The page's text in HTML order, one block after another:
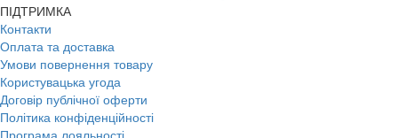
ПІДТРИМКА
Контакти
Оплата та доставка
Умови повернення товару
Користувацька угода
Договір публічної оферти
Політика конфіденційності
Програма лояльності